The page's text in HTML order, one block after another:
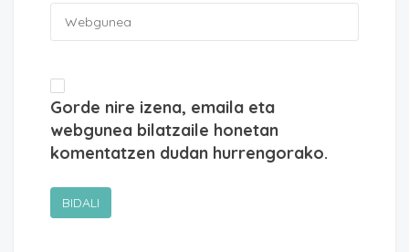
Gorde nire izena, emaila eta
webgunea bilatzaile honetan
komentatzen dudan hurrengorako.